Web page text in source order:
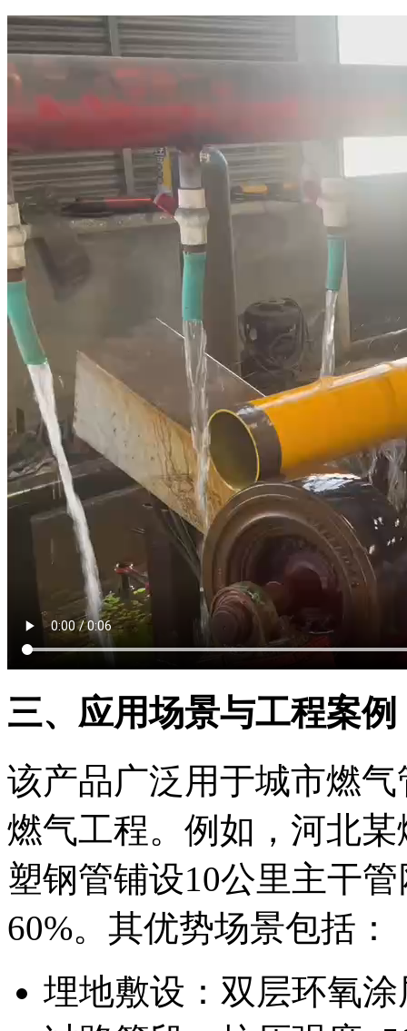
三、应用场景与工程案例
该产品广泛用于城市燃
燃气工程。例如，河北
塑钢管铺设10公里主干
60%。其优势场景包括：
埋地敷设：双层环氧